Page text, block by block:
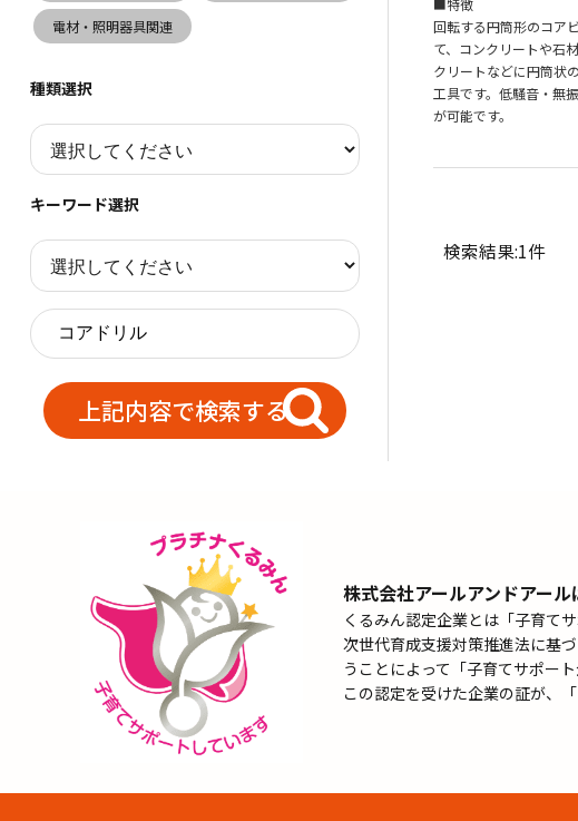
電材・照明器具関連
種類選択
キーワード選択
回転する円筒形のコア
て、コンクリートや石
クリートなどに円筒状
工具です。低騒音・無
が可能です。
検索結果:1件
株式会社アールアンドアー
くるみん認定企業とは「子育て
次世代育成支援対策推進法に基
うことによって「子育てサポー
この認定を受けた企業の証が、